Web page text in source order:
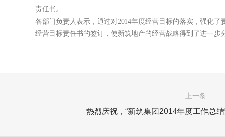
责任书。
各部门负责人表示，通过对2014年度经营目标的落实，强化了
经营目标责任书的签订，使新筑地产的经营战略得到了进一
上一条
热烈庆祝，“新筑集团2014年度工作总